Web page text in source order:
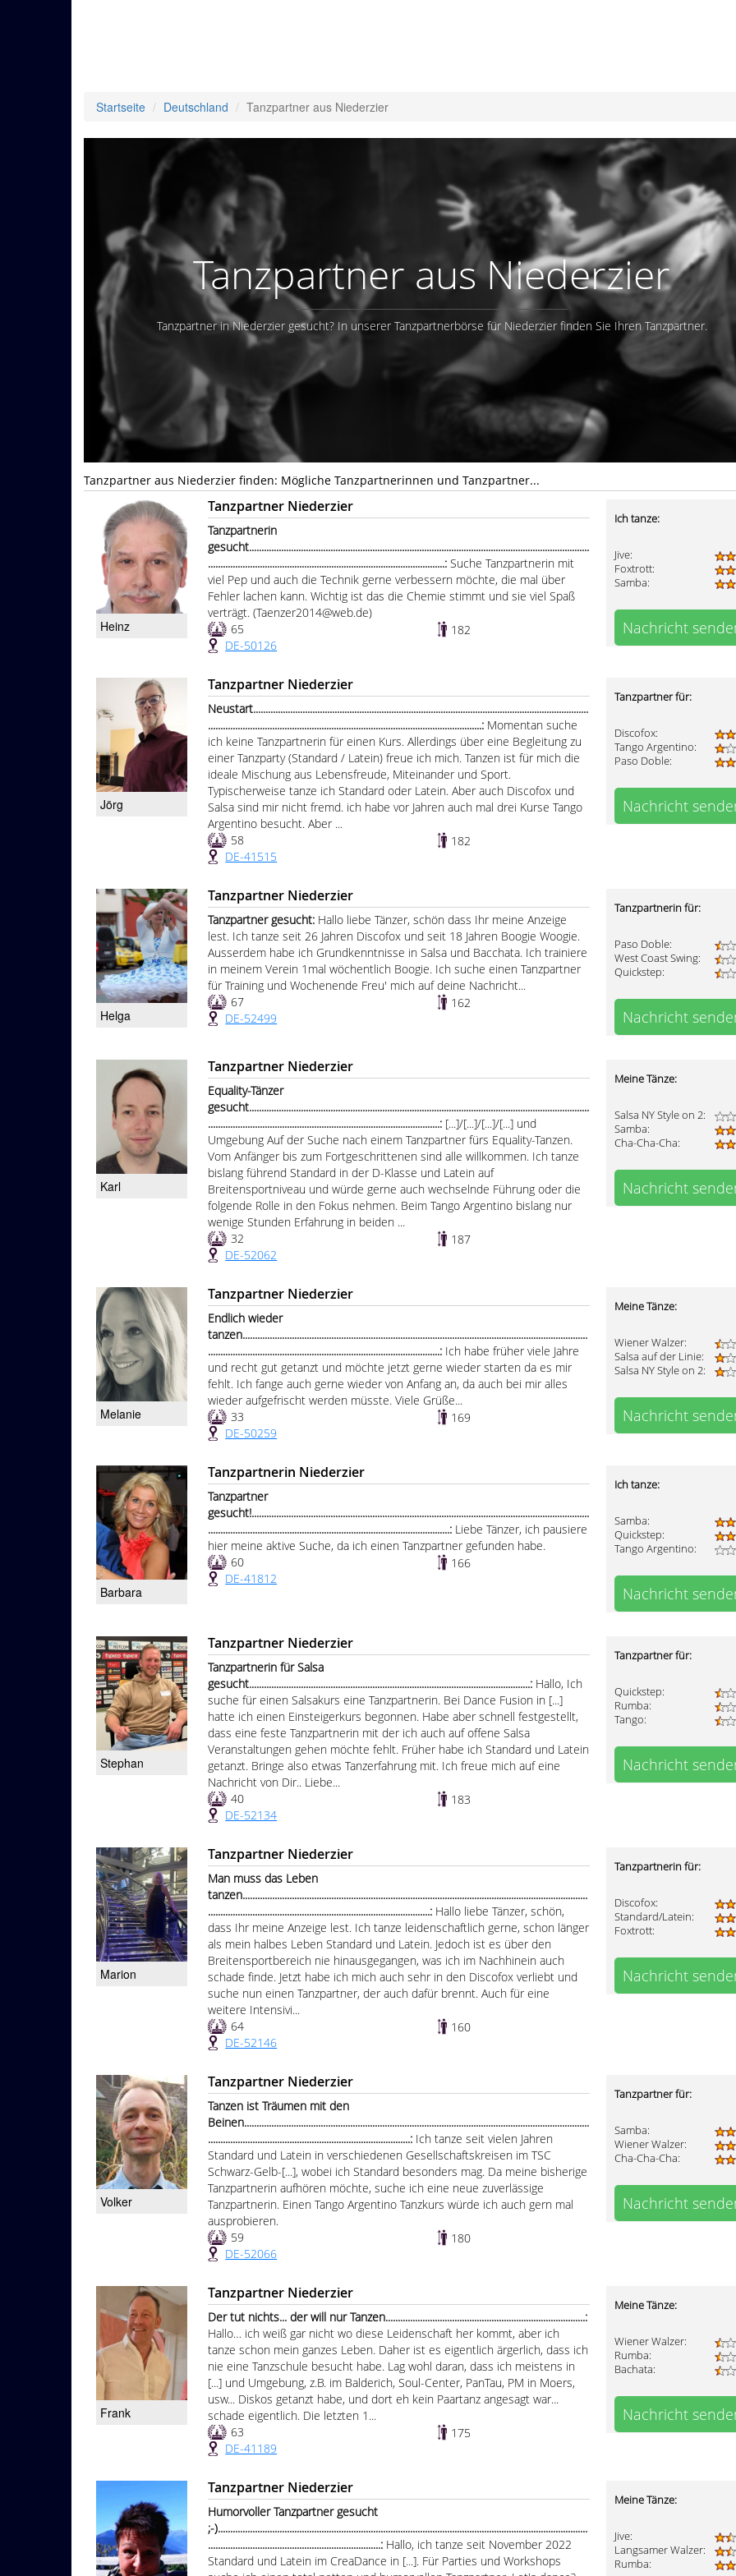
Startseite Deutschland Tanzpartner aus Niederzier
Tanzpartner aus Niederzier
Tanzpartner in Niederzier gesucht? In unserer Tanzpartnerbörse für Niederzier finden Sie Ihren Tanzpartner.
Tanzpartner aus Niederzier finden: Mögliche Tanzpartnerinnen und Tanzpartner...
Heinz
Tanzpartner Niederzier
Tanzpartnerin
gesucht..........................................................................................................................................
................................................................................................:Suche Tanzpartnerin mit
viel Pep und auch die Technik gerne verbessern möchte, die mal über
Fehler lachen kann. Wichtig ist das die Chemie stimmt und sie viel Spaß
verträgt. (Taenzer2014@web.de)
65
182
DE-50126
Ich tanze:
Jive:
Foxtrott:
Samba:
Nachricht
Jörg
Tanzpartner Niederzier
Neustart........................................................................................................................................
...............................................................................................................: Momentan suche
ich keine Tanzpartnerin für einen Kurs. Allerdings über eine Begleitung zu
einer Tanzparty (Standard / Latein) freue ich mich. Tanzen ist für mich die
ideale Mischung aus Lebensfreude, Miteinander und Sport.
Typischerweise tanze ich Standard oder Latein. Aber auch Discofox und
Salsa sind mir nicht fremd. ich habe vor Jahren auch mal drei Kurse Tango
Argentino besucht. Aber ...
58
182
DE-41515
Tanzpartner für:
Discofox:
Tango Argentino:
Paso Doble:
Nachricht
Helga
Tanzpartner Niederzier
Tanzpartner gesucht: Hallo liebe Tänzer, schön dass Ihr meine Anzeige
lest. Ich tanze seit 26 Jahren Discofox und seit 18 Jahren Boogie Woogie.
Ausserdem habe ich Grundkenntnisse in Salsa und Bacchata. Ich trainiere
in meinem Verein 1mal wöchentlich Boogie. Ich suche einen Tanzpartner
für Training und Wochenende Freu' mich auf deine Nachricht...
67
162
DE-52499
Tanzpartnerin für:
Paso Doble:
West Coast Swing:
Quickstep:
Nachricht
Karl
Tanzpartner Niederzier
Equality-Tänzer
gesucht..........................................................................................................................................
..............................................................................................: [...]/[...]/[...]/[...] und
Umgebung Auf der Suche nach einem Tanzpartner fürs Equality-Tanzen.
Vom Anfänger bis zum Fortgeschrittenen sind alle willkommen. Ich tanze
bislang führend Standard in der D-Klasse und Latein auf
Breitensportniveau und würde gerne auch wechselnde Führung oder die
folgende Rolle in den Fokus nehmen. Beim Tango Argentino bislang nur
wenige Stunden Erfahrung in beiden ...
32
187
DE-52062
Meine Tänze:
Salsa NY Style on 2:
Samba:
Cha-Cha-Cha:
Nachricht
Melanie
Tanzpartner Niederzier
Endlich wieder
tanzen............................................................................................................................................
..............................................................................................: Ich habe früher viele Jahre
und recht gut getanzt und möchte jetzt gerne wieder starten da es mir
fehlt. Ich fange auch gerne wieder von Anfang an, da auch bei mir alles
wieder aufgefrischt werden müsste. Viele Grüße...
33
169
DE-50259
Meine Tänze:
Wiener Walzer:
Salsa auf der Linie:
Salsa NY Style on 2:
Nachricht
Barbara
Tanzpartnerin Niederzier
Tanzpartner
gesucht!.........................................................................................................................................
..................................................................................................: Liebe Tänzer, ich pausiere
hier meine aktive Suche, da ich einen Tanzpartner gefunden habe.
60
166
DE-41812
Ich tanze:
Samba:
Quickstep:
Tango Argentino:
Nachricht
Stephan
Tanzpartner Niederzier
Tanzpartnerin für Salsa
gesucht..................................................................................................................: Hallo, Ich
suche für einen Salsakurs eine Tanzpartnerin. Bei Dance Fusion in [...]
hatte ich einen Einsteigerkurs begonnen. Habe aber schnell festgestellt,
dass eine feste Tanzpartnerin mit der ich auch auf offene Salsa
Veranstaltungen gehen möchte fehlt. Früher habe ich Standard und Latein
getanzt. Bringe also etwas Tanzerfahrung mit. Ich freue mich auf eine
Nachricht von Dir.. Liebe...
40
183
DE-52134
Tanzpartner für:
Quickstep:
Rumba:
Tango:
Nachricht
Marion
Tanzpartner Niederzier
Man muss das Leben
tanzen............................................................................................................................................
..........................................................................................: Hallo liebe Tänzer, schön,
dass Ihr meine Anzeige lest. Ich tanze leidenschaftlich gerne, schon länger
als mein halbes Leben Standard und Latein. Jedoch ist es über den
Breitensportbereich nie hinausgegangen, was ich im Nachhinein auch
schade finde. Jetzt habe ich mich auch sehr in den Discofox verliebt und
suche nun einen Tanzpartner, der auch dafür brennt. Auch für eine
weitere Intensivi...
64
160
DE-52146
Tanzpartnerin für:
Discofox:
Standard/Latein:
Foxtrott:
Nachricht
Volker
Tanzpartner Niederzier
Tanzen ist Träumen mit den
Beinen............................................................................................................................................
..................................................................................: Ich tanze seit vielen Jahren
Standard und Latein in verschiedenen Gesellschaftskreisen im TSC
Schwarz-Gelb-[...], wobei ich Standard besonders mag. Da meine bisherige
Tanzpartnerin aufhören möchte, suche ich eine neue zuverlässige
Tanzpartnerin. Einen Tango Argentino Tanzkurs würde ich auch gern mal
ausprobieren.
59
180
DE-52066
Tanzpartner für:
Samba:
Wiener Walzer:
Cha-Cha-Cha:
Nachricht
Frank
Tanzpartner Niederzier
Der tut nichts... der will nur Tanzen.................................................................................:
Hallo… ich weiß gar nicht wo diese Leidenschaft her kommt, aber ich
tanze schon mein ganzes Leben. Daher ist es eigentlich ärgerlich, dass ich
nie eine Tanzschule besucht habe. Lag wohl daran, dass ich meistens in
[...] und Umgebung, z.B. im Balderich, Soul-Center, PanTau, PM in Moers,
usw... Diskos getanzt habe, und dort eh kein Paartanz angesagt war...
schade eigentlich. Die letzten 1...
63
175
DE-41189
Meine Tänze:
Wiener Walzer:
Rumba:
Bachata:
Nachricht
Tanzpartner Niederzier
Humorvoller Tanzpartner gesucht
;-)......................................................................................................................................................
......................................................................: Hallo, ich tanze seit November 2022
Standard und Latein im CreaDance in [...]. Für Parties und Workshops
Meine Tänze:
Jive:
Langsamer Walzer:
Rumba: